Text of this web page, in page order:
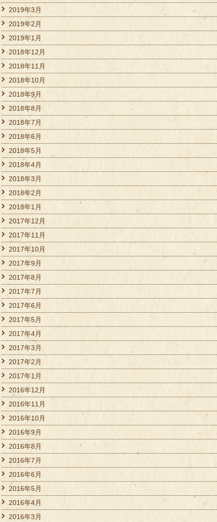
2019年3月
2019年2月
2019年1月
2018年12月
2018年11月
2018年10月
2018年9月
2018年8月
2018年7月
2018年6月
2018年5月
2018年4月
2018年3月
2018年2月
2018年1月
2017年12月
2017年11月
2017年10月
2017年9月
2017年8月
2017年7月
2017年6月
2017年5月
2017年4月
2017年3月
2017年2月
2017年1月
2016年12月
2016年11月
2016年10月
2016年9月
2016年8月
2016年7月
2016年6月
2016年5月
2016年4月
2016年3月